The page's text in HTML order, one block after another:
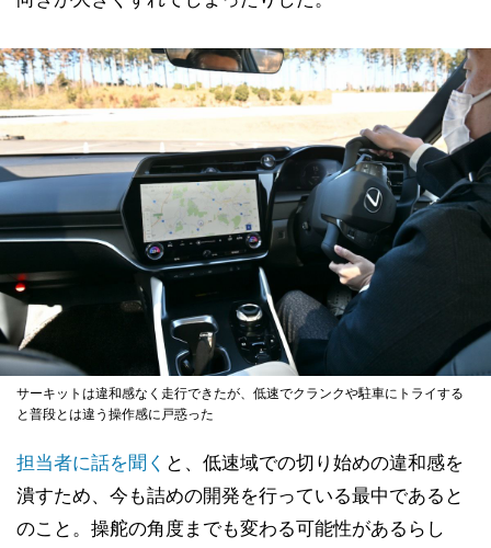
サーキットは違和感なく走行できたが、低速でクランクや駐車にトライする
と普段とは違う操作感に戸惑った
担当者に話を聞く と、低速域での切り始めの違和感を
潰すため、今も詰めの開発を行っている最中であると
のこと。操舵の角度までも変わる可能性があるらし